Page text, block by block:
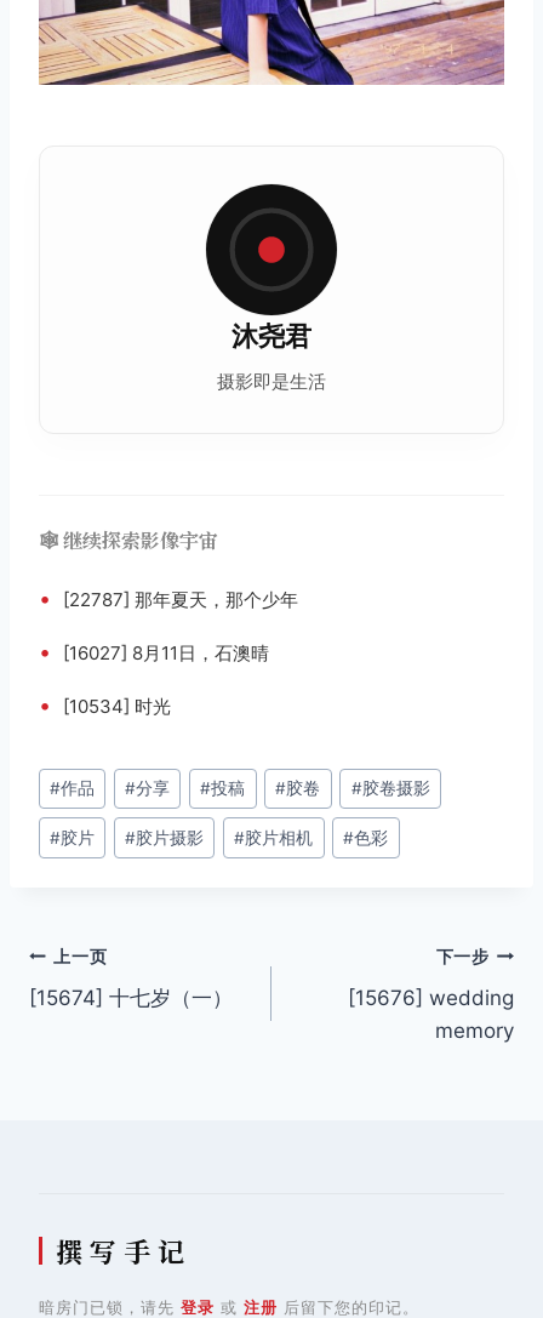
沐尧君
摄影即是生活
🕸️ 继续探索影像宇宙
• [22787] 那年夏天，那个少年
• [16027] 8月11日，石澳晴
• [10534] 时光
文
章
标
#作品 #分享 #投稿 #胶卷 #胶卷摄影
#胶片 #胶片摄影 #胶片相机 #色彩
文
章
上一页
[15674] 十七岁（一）
下一步
[15676] wedding
memory
撰 写 手 记
暗房门已锁，请先 登录 或 注册 后留下您的印记。